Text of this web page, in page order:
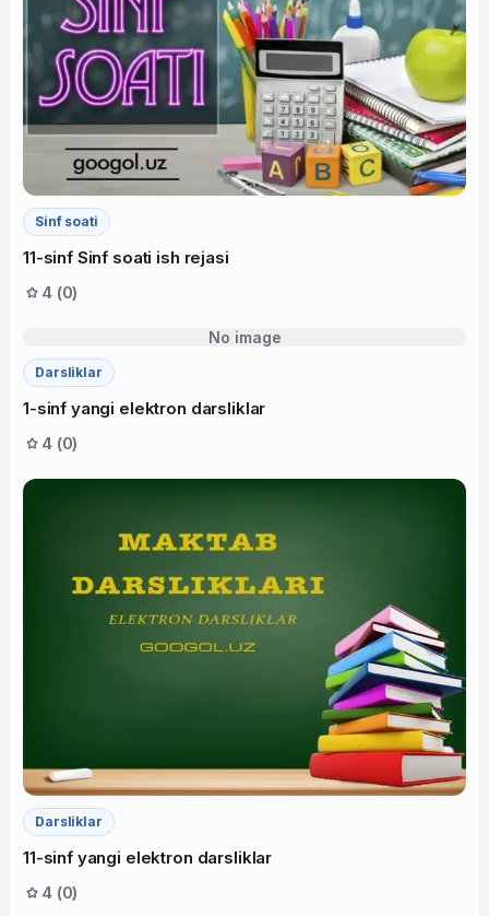
Sinf soati
11-sinf Sinf soati ish rejasi
4 (0)
No image
Darsliklar
1-sinf yangi elektron darsliklar
4 (0)
Darsliklar
11-sinf yangi elektron darsliklar
4 (0)